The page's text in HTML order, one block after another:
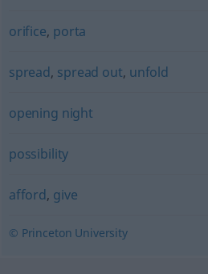
orifice, porta
spread, spread out, unfold
opening night
possibility
afford, give
© Princeton University